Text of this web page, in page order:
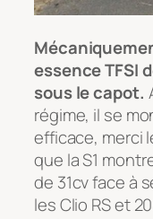
essence TFSI
sous le capot.
régime, il se
efficace, merci
que la S1
de 31cv face à
les Clio RS et